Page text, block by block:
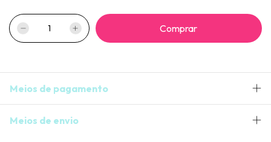
Meios de pagamento
Meios de envio